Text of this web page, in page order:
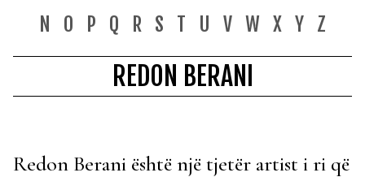
N
O P Q R S T U V W X Y Z
REDON BERANI
Redon Berani është një tjetër artist i ri që